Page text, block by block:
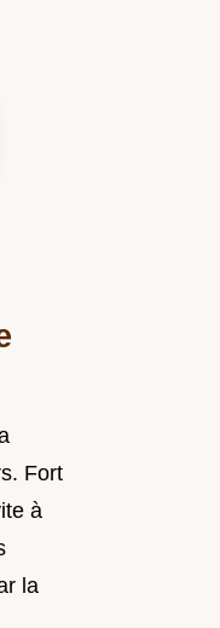
Fort
à
la